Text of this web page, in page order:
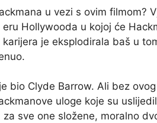
u vezi s ovim filmom?
eru Hollywooda u kojoj će
je eksplodirala baš u
bio Clyde Barrow. Ali bez
uloge koje su
sve one složene, moralno